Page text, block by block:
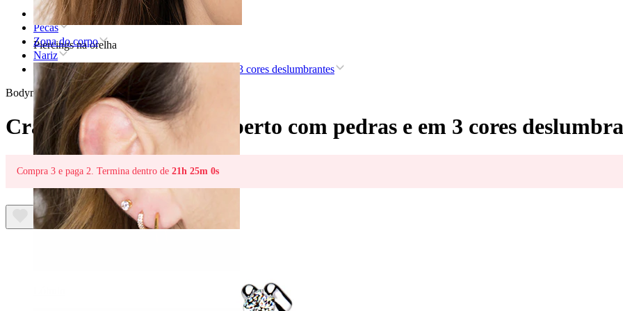
Piercings na orelha
Home
Pecas
Zona do corpo
Nariz
Crawler para o nariz coberto com pedras e em 3 cores deslumbrantes
Bodymod Trend
Crawler para o nariz coberto com pedras e em 3 cores
Compra 3 e paga 2. Termina dentro de 21h 25m 0s